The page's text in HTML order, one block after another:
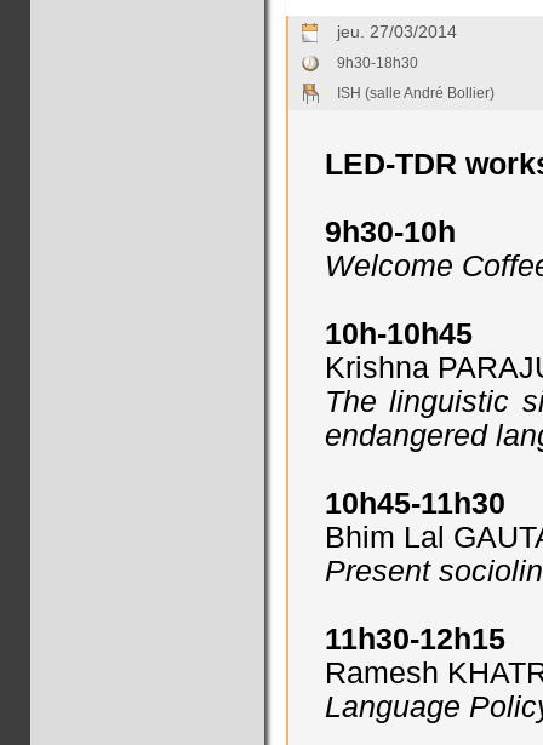
jeu. 27/03/2014
9h30-18h30
ISH (salle André Bollier)
LED-TDR
9h30-10h
Welcome
10h-10h45
Krishna
The linguistic
endangered
10h45-11h30
Bhim Lal
Present
11h30-12h15
Ramesh
Language